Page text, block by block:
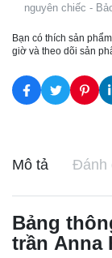
nguyên chiếc -
Bạn có thích sản
giờ và theo dõi sản
Mô tả Đánh
Bảng
trần Anna